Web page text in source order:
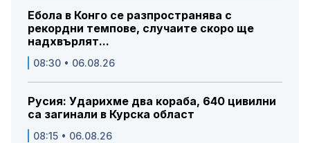
Ебола в Конго се разпространява с
рекордни темпове, случаите скоро ще
надхвърлят...
08:30 • 06.08.26
Русия: Ударихме два кораба, 640 цивилни
са загинали в Курска област
08:15 • 06.08.26